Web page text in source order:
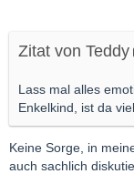
Zitat von Teddy
Lass mal alles
Enkelkind, ist da
Keine Sorge, in
auch sachlich